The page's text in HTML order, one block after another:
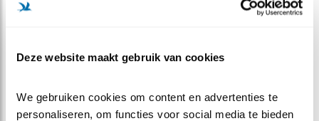
Deze website maakt gebruik van cookies
We gebruiken cookies om content en advertenties te
personaliseren, om functies voor social media te bieden
reeën en stel je voor, de ultieme nieuwe nachtsoort van
Veluwse stuwwal: de wolf!